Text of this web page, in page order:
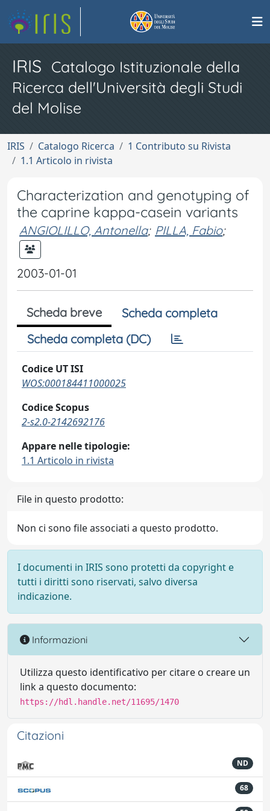
IRIS Catalogo Istituzionale della
Ricerca dell'Università degli Studi
del Molise
IRIS Catalogo Ricerca
1 Contributo su Rivista
1.1 Articolo in rivista
Characterization and genotyping of
the caprine kappa-casein variants
ANGIOLILLO, Antonella; PILLA, Fabio;
2003-01-01
Scheda breve
Scheda completa
Scheda completa (DC)
Codice UT ISI
WOS:000184411000025
Codice Scopus
2-s2.0-2142692176
Appare nelle tipologie:
1.1 Articolo in rivista
File in questo prodotto:
Non ci sono file associati a questo prodotto.
I documenti in IRIS sono protetti da copyright e
tutti i diritti sono riservati, salvo diversa
indicazione.
Informazioni
Utilizza questo identificativo per citare o creare un
link a questo documento:
https://hdl.handle.net/11695/1470
Citazioni
ND
68